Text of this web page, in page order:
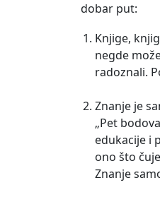
dobar put:
Knjige,
negde
radoznali.
Znanje je
„Pet
edukacije i
ono što
Znanje